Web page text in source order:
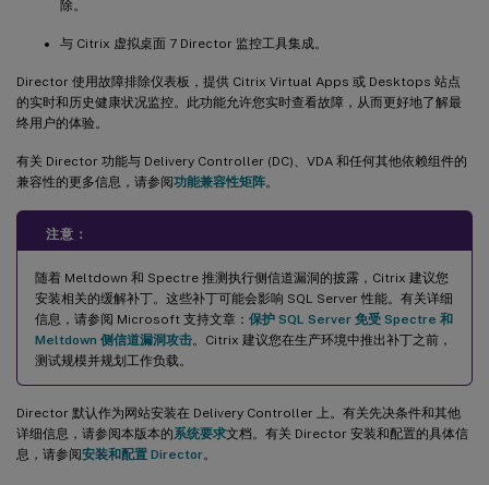
除。
与 Citrix 虚拟桌面 7 Director 监控工具集成。
Director 使用故障排除仪表板，提供 Citrix Virtual Apps 或 Desktops 站点
的实时和历史健康状况监控。此功能允许您实时查看故障，从而更好地了解最
终用户的体验。
有关 Director 功能与 Delivery Controller (DC)、VDA 和任何其他依赖组件的
兼容性的更多信息，请参阅功能兼容性矩阵。
注意：
随着 Meltdown 和 Spectre 推测执行侧信道漏洞的披露，Citrix 建议您
安装相关的缓解补丁。这些补丁可能会影响 SQL Server 性能。有关详细
信息，请参阅 Microsoft 支持文章： 保护 SQL Server 免受 Spectre 和
Meltdown 侧信道漏洞攻击。Citrix 建议您在生产环境中推出补丁之前，
测试规模并规划工作负载。
Director 默认作为网站安装在 Delivery Controller 上。有关先决条件和其他
详细信息，请参阅本版本的系统要求文档。有关 Director 安装和配置的具体信
息，请参阅安装和配置 Director。